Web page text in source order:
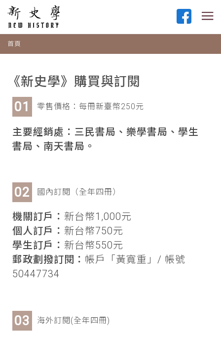
首頁
《新史學》購買與訂閱
零售價格：每冊新臺幣250元
主要經銷處：三民書局、樂學書局、學生
書局、南天書局。
國內訂閱（全年四冊）
機關訂戶： 新台幣1,000元
個人訂戶： 新台幣750元
學生訂戶： 新台幣550元
郵政劃撥訂閱： 帳戶「黃寬重」/ 帳號
50447734
海外訂閱(全年四冊)